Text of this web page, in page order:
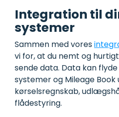
Integration til
systemer
Sammen med vores
vi for, at du nemt og
sende data. Data kan
systemer og Mileage Book
kørselsregnskab,
flådestyring.